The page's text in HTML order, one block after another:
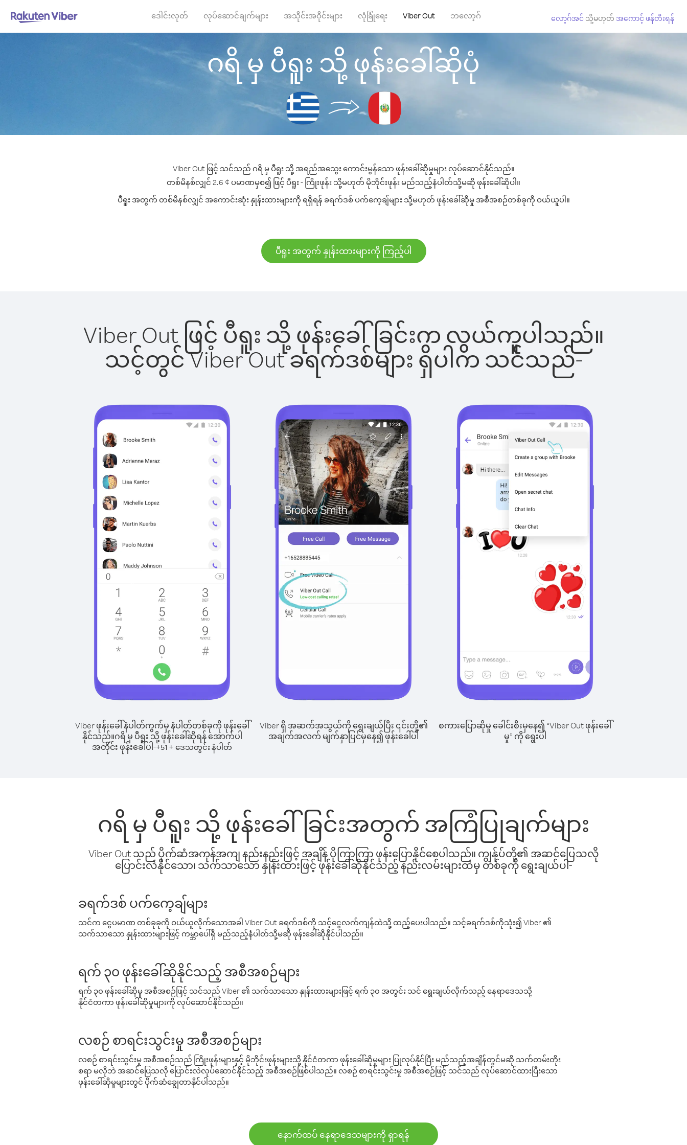
ဒေါင်းလုတ် လုပ်ဆောင်ချက်များ အသိုင်းအဝိုင်းများ လုံခြုံရေး Viber Out ဘလော့ဂ် လော့ဂ်အင် သို့မဟုတ် အကောင့် ဖန်တီးရန်
ဂရိ မှ ပီရူး သို့ ဖုန်းခေါ်ဆိုပုံ
Viber Out ဖြင့် သင်သည် ဂရိ မှ ပီရူး သို့ အရည်အသွေး ကောင်းမွန်သော ဖုန်းခေါ်ဆိုမှုများ လုပ်ဆောင်နိုင်သည်။
တစ်မိနစ်လျှင် 2.6 ¢ ပမာဏမှစ၍ ဖြင့် ပီရူး - ကြိုးဖုန်း သို့မဟုတ် မိုဘိုင်းဖုန်း မည်သည့်နံပါတ်သို့မဆို ဖုန်းခေါ်ဆိုပါ။
ပီရူး အတွက် တစ်မိနစ်လျှင် အကောင်းဆုံး နှုန်းထားများကို ရရှိရန် ခရက်ဒစ် ပက်ကေ့ချ်များ သို့မဟုတ် ဖုန်းခေါ်ဆိုမှု အစီအစဉ်တစ်ခုကို ဝယ်ယူပါ။
ပီရူး အတွက် နှုန်းထားများကို ကြည့်ပါ
Viber Out ဖြင့် ပီရူး သို့ ဖုန်းခေါ်ခြင်းက လွယ်ကူပါသည်။
သင့်တွင် Viber Out ခရက်ဒစ်များ ရှိပါက သင်သည်-
Viber ဖုန်းခေါ်နံပါတ်ကွက်မှ နံပါတ်တစ်ခုကို ဖုန်းခေါ်
နိုင်သည်။ဂရိ မှ ပီရူး သို့ ဖုန်းခေါ်ဆိုရန် အောက်ပါ
အတိုင်း ဖုန်းခေါ်ပါ-+51 + ဒေသတွင်း နံပါတ်
Viber ရှိ အဆက်အသွယ်ကို ရွေးချယ်ပြီး ၎င်းတို့၏
အချက်အလက် မျက်နှာပြင်မှနေ၍ ဖုန်းခေါ်ပါ
စကားပြောဆိုမှု ခေါင်းစီးမှနေ၍ “Viber Out ဖုန်းခေါ်
မှု” ကို ရွေးပါ
ဂရိ မှ ပီရူး သို့ ဖုန်းခေါ်ခြင်းအတွက် အကြံပြုချက်များ
Viber Out သည် ပိုက်ဆံအကုန်အကျ နည်းနည်းဖြင့် အချိန် ပိုကြာကြာ ဖုန်းပြောနိုင်စေပါသည်။ ကျွန်ုပ်တို့၏ အဆင်ပြေသလို
ပြောင်းလဲနိုင်သော၊ သက်သာသော နှုန်းထားဖြင့် ဖုန်းခေါ်ဆိုနိုင်သည့် နည်းလမ်းများထဲမှ တစ်ခုကို ရွေးချယ်ပါ-
ခရက်ဒစ် ပက်ကေ့ချ်များ
သင်က ငွေပမာဏ တစ်ခုခုကို ဝယ်ယူလိုက်သောအခါ Viber Out ခရက်ဒစ်ကို သင့်ငွေလက်ကျန်ထဲသို့ ထည့်ပေးပါသည်။ သင့်ခရက်ဒစ်ကိုသုံး၍ Viber ၏
သက်သာသော နှုန်းထားများဖြင့် ကမ္ဘာပေါ်ရှိ မည်သည့်နံပါတ်သို့မဆို ဖုန်းခေါ်ဆိုနိုင်ပါသည်။
ရက် ၃၀ ဖုန်းခေါ်ဆိုနိုင်သည့် အစီအစဉ်များ
ရက် ၃၀ ဖုန်းခေါ်ဆိုမှု အစီအစဉ်ဖြင့် သင်သည် Viber ၏ သက်သာသော နှုန်းထားများဖြင့် ရက် ၃၀ အတွင်း သင် ရွေးချယ်လိုက်သည့် နေရာဒေသသို့
နိုင်ငံတကာ ဖုန်းခေါ်ဆိုမှုများကို လုပ်ဆောင်နိုင်သည်။
လစဉ် စာရင်းသွင်းမှု အစီအစဉ်များ
လစဉ် စာရင်းသွင်းမှု အစီအစဉ်သည် ကြိုးဖုန်းများနှင့် မိုဘိုင်းဖုန်းများသို့ နိုင်ငံတကာ ဖုန်းခေါ်ဆိုမှုများ ပြုလုပ်နိုင်ပြီး မည်သည့်အချိန်တွင်မဆို သက်တမ်းတိုး
စရာ မလိုဘဲ အဆင်ပြေသလို ပြောင်းလဲလုပ်ဆောင်နိုင်သည့် အစီအစဉ်ဖြစ်ပါသည်။ လစဉ် စာရင်းသွင်းမှု အစီအစဉ်ဖြင့် သင်သည် လုပ်ဆောင်ထားပြီးသော
ဖုန်းခေါ်ဆိုမှုများတွင် ပိုက်ဆံချွေတာနိုင်ပါသည်။
နောက်ထပ် နေရာဒေသများကို ရှာရန်